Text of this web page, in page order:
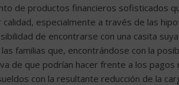
de productos financieros sofisticados
especialmente a través de las
de encontrarse con una casita
familias que, encontrándose con la
de que podrían hacer frente a los pagos
con la resultante reducción de la